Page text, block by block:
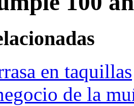
en taquillas
de la